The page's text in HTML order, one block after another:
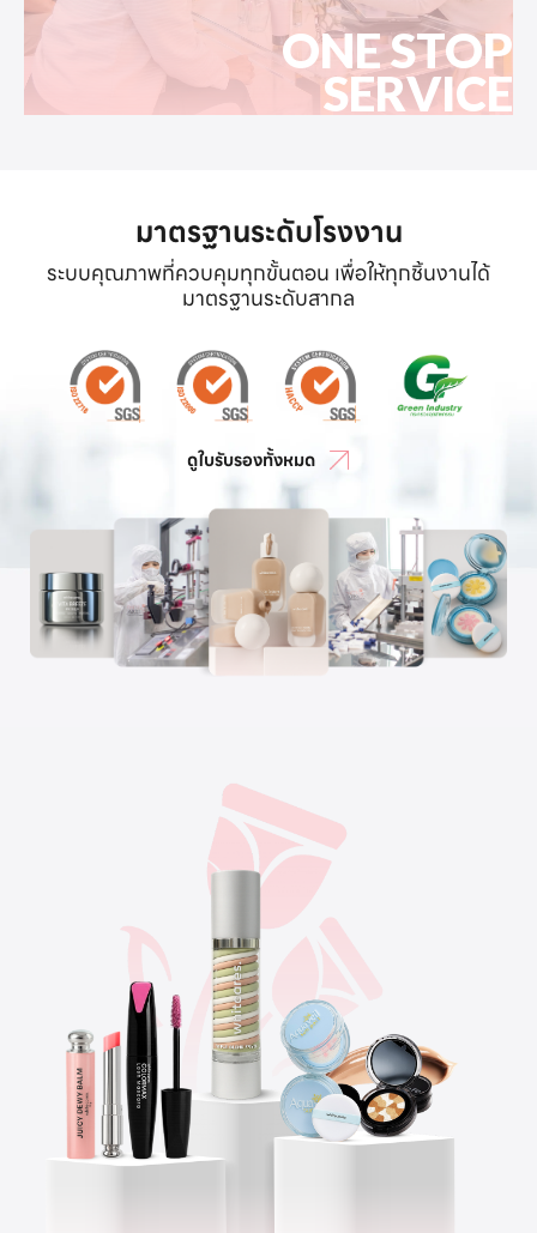
ONE STOP
SERVICE
มาตรฐานระดับโรงงาน
ระบบคุณภาพที่ควบคุมทุกขั้นตอน เพื่อให้ทุกชิ้นงานได้
มาตรฐานระดับสากล
ดูใบรับรองทั้งหมด